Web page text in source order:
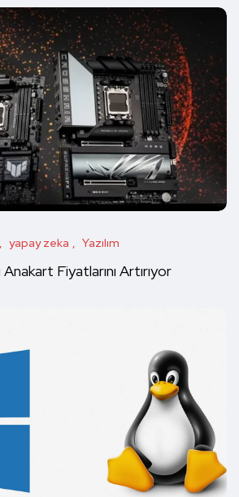
yapay zeka Yazılım
Fiyatlarını Artırıyor